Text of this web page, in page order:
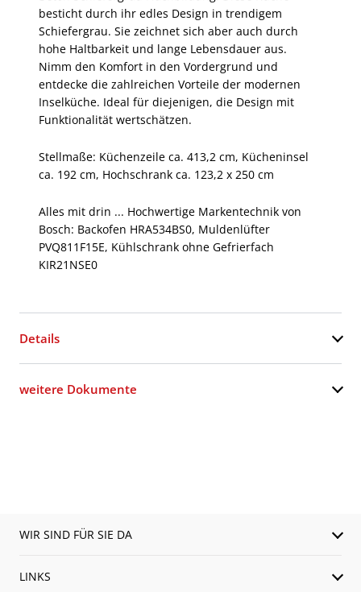
besticht durch ihr edles Design in trendigem
Schiefergrau. Sie zeichnet sich aber auch durch
hohe Haltbarkeit und lange Lebensdauer aus.
Nimm den Komfort in den Vordergrund und
entdecke die zahlreichen Vorteile der modernen
Inselküche. Ideal für diejenigen, die Design mit
Funktionalität wertschätzen.
Stellmaße: Küchenzeile ca. 413,2 cm, Kücheninsel
ca. 192 cm, Hochschrank ca. 123,2 x 250 cm
Alles mit drin ... Hochwertige Markentechnik von
Bosch: Backofen HRA534BS0, Muldenlüfter
PVQ811F15E, Kühlschrank ohne Gefrierfach
KIR21NSE0
Details
weitere Dokumente
WIR SIND FÜR SIE DA
LINKS